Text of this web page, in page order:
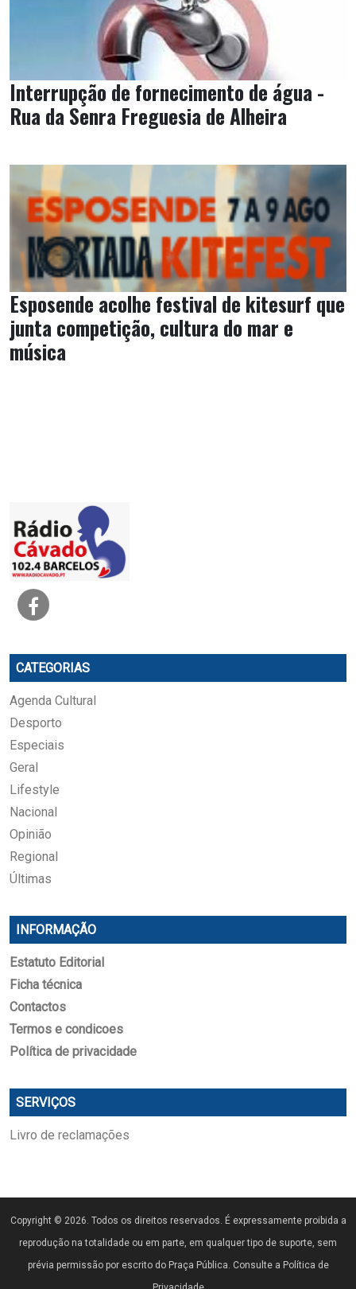
Interrupção de fornecimento de água -
Rua da Senra Freguesia de Alheira
Esposende acolhe festival de kitesurf que
junta competição, cultura do mar e
música
CATEGORIAS
Agenda Cultural
Desporto
Especiais
Geral
Lifestyle
Nacional
Opinião
Regional
Últimas
INFORMAÇÃO
Estatuto Editorial
Ficha técnica
Contactos
Termos e condicoes
Política de privacidade
SERVIÇOS
Livro de reclamações
Copyright © 2026. Todos os direitos reservados. É expressamente proibida a
reprodução na totalidade ou em parte, em qualquer tipo de suporte, sem
prévia permissão por escrito do Praça Pública. Consulte a Política de